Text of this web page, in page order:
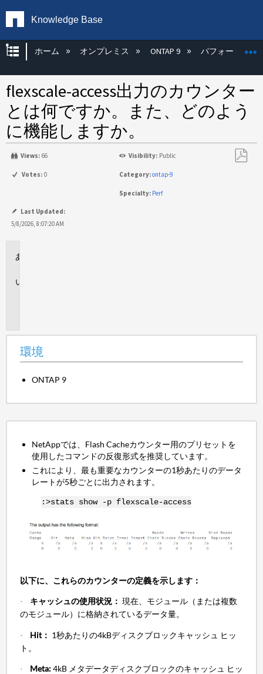
Knowledge Base
グローバル階層を展開/折りたたむ
ホーム オンプレミス ONTAP 9 パフォーマンス
flexscale-access出力のカウンター
とは何ですか。また、どのよう
に機能しますか。
Views: 66 Visibility: Public
Votes: 0 Category:ontap-9
Specialty: Perf
Last Updated:
5/8/2026, 8:07:20 AM
環境
ONTAP 9
NetAppでは、Flash Cacheカウンター用のプリセットを
使用したコマンドの反復形式を推奨しています。
これにより、最も重要なカウンターの1秒あたりのデータ
レートが5秒ごとに出力されます。
:>stats show -p flexscale-access
以下に、これらのカウンターの定義を示します：
· キャッシュの使用状況： 現在、モジュール（または複数
のモジュール）に格納されているデータ量。
· Hit： 1秒あたりの4kBディスクブロックキャッシュ ヒッ
ト。
· Meta:4kB メタデータディスクブロックのキャッシュ ヒッ